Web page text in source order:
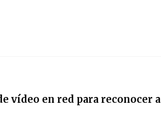
vídeo en red para reconocer a